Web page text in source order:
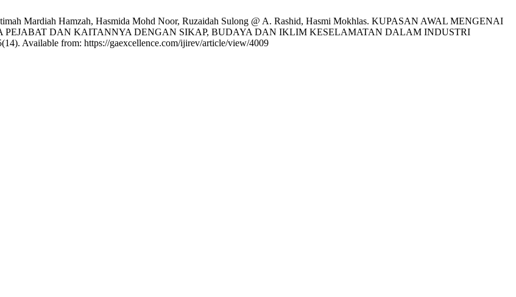
Mardiah Hamzah, Hasmida Mohd Noor, Ruzaidah Sulong @ A. Rashid, Hasmi Mokhlas. KUPASAN AWAL MENGENAI
PEJABAT DAN KAITANNYA DENGAN SIKAP, BUDAYA DAN IKLIM KESELAMATAN DALAM INDUSTRI
Available from: https://gaexcellence.com/ijirev/article/view/4009